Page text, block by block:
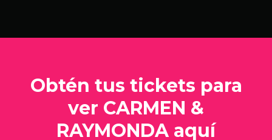
Obtén tus tickets para
ver CARMEN &
RAYMONDA aquí